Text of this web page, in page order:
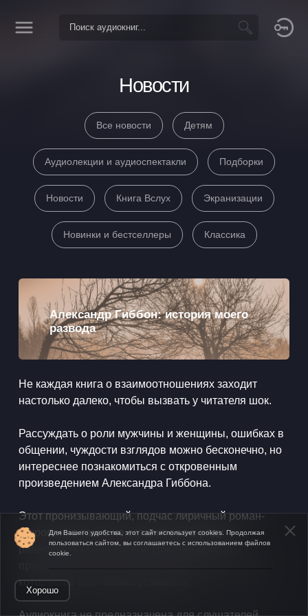
Новости
Все новости Детям
Аудиолекции и аудиоспектакли Подборки
Новости Книга Вслух Экранизации
Новинки и бестселлеры Классика
Александр Гиббон: история моего
развода
​Не каждая книга о взаимоотношениях заходит
настолько далеко, чтобы вызвать у читателя шок.
​Рассуждать о роли мужчины и женщины, ошибках в
общении, чуждости взглядов можно бесконечно, но
интереснее познакомиться с откровенным
произведением Александра Гиббона.
​Этот пронизывающий, подчас лиричный роман-
откровение точно не оставит вас в ряду
равнодушных. Он словно срывает покровы
которую не все готовы услышать.
Для Вашего удобства, этот сайт использует cookies. Продолжая
пользоваться сайтом, вы соглашаетесь с использованием файлов
cookie.
Хорошо